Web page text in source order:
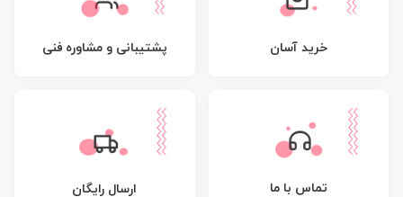
خرید آسان پشتیبانی و مشاوره فنی
تماس با ما ارسال رایگان